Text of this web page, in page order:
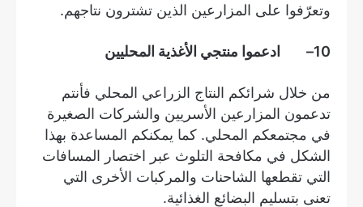
وتعرّفوا على المزارعين الذين تشترون نتاجهم.
10– ادعموا منتجي الأغذية المحليين
من خلال شرائكم النتاج الزراعي المحلي فأنتم
تدعمون المزارعين الأسريين والشركات الصغيرة
في مجتمعكم المحلي. كما يمكنكم المساعدة بهذا
الشكل في مكافحة التلوث عبر اختصار المسافات
التي تقطعها الشاحنات والمركبات الأخرى التي
تعنى بتسليم البضائع الغذائية.